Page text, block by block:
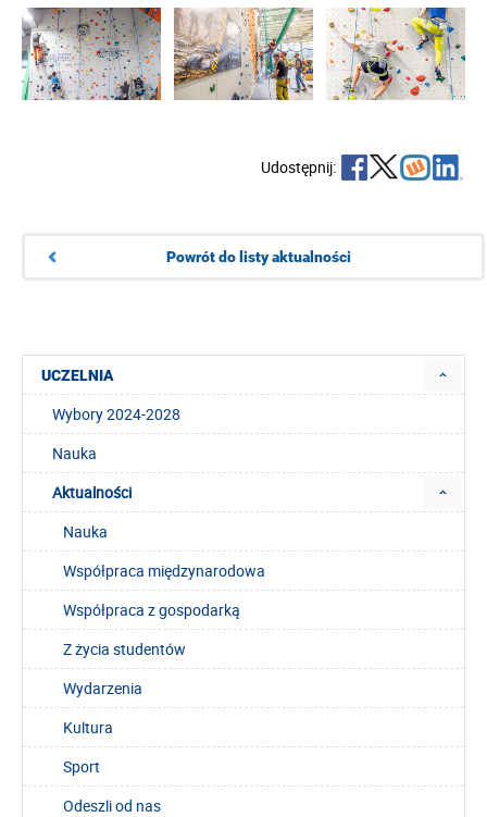
Udostępnij:
Powrót do listy aktualności
UCZELNIA
Wybory 2024-2028
Nauka
Aktualności
Nauka
Współpraca międzynarodowa
Współpraca z gospodarką
Z życia studentów
Wydarzenia
Kultura
Sport
Odeszli od nas